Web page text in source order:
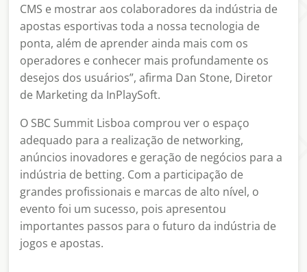
CMS e mostrar aos colaboradores da indústria de
apostas esportivas toda a nossa tecnologia de
ponta, além de aprender ainda mais com os
operadores e conhecer mais profundamente os
desejos dos usuários”, afirma Dan Stone, Diretor
de Marketing da InPlaySoft.
O SBC Summit Lisboa comprou ver o espaço
adequado para a realização de networking,
anúncios inovadores e geração de negócios para a
indústria de betting. Com a participação de
grandes profissionais e marcas de alto nível, o
evento foi um sucesso, pois apresentou
importantes passos para o futuro da indústria de
jogos e apostas.